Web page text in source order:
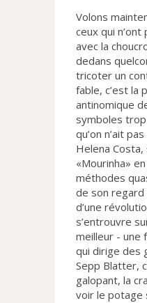
Volons
ceux qui
avec la
dedans
tricoter un
fable, c’est la
antinomique
symboles
qu’on n’ait
Helena
«Mourinha»
méthodes
de son regard
d’une
s’entrouvre
meilleur - une
qui dirige des
Sepp Blatter,
galopant, la
voir le potage